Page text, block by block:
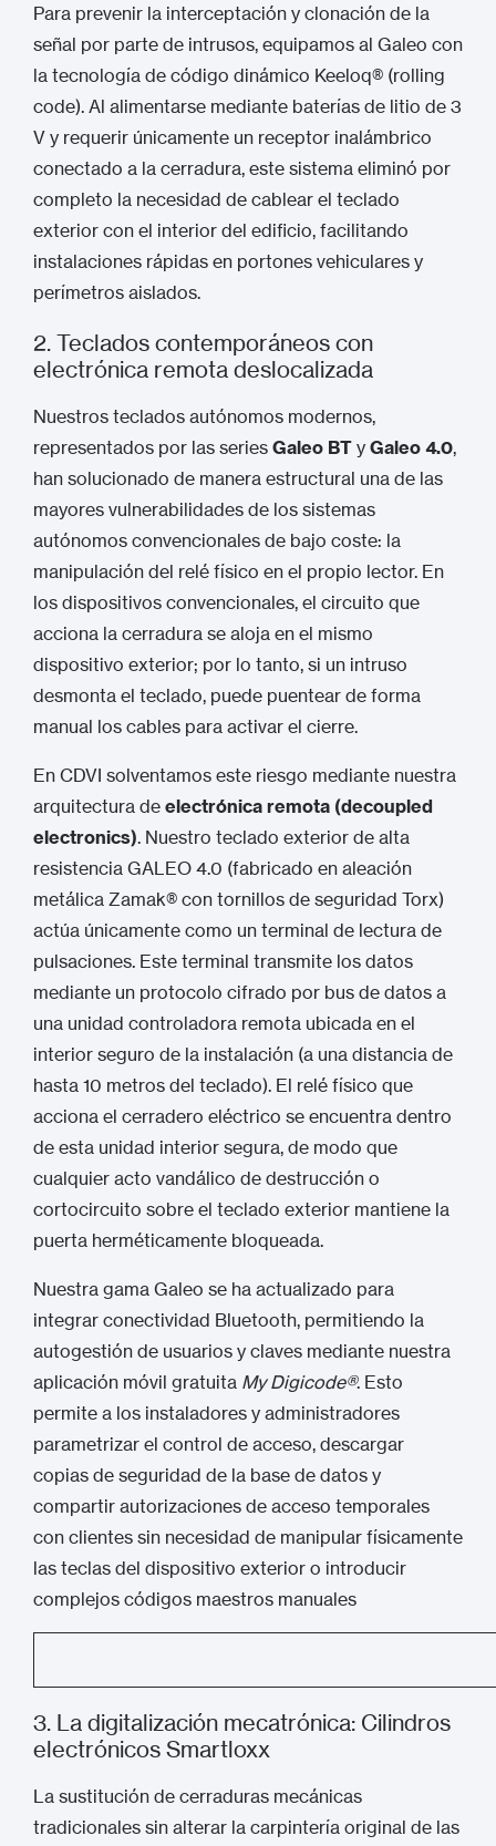
Para prevenir la interceptación y clonación de la
señal por parte de intrusos, equipamos al Galeo con
la tecnología de código dinámico Keeloq® (rolling
code). Al alimentarse mediante baterías de litio de 3
V y requerir únicamente un receptor inalámbrico
conectado a la cerradura, este sistema eliminó por
completo la necesidad de cablear el teclado
exterior con el interior del edificio, facilitando
instalaciones rápidas en portones vehiculares y
perímetros aislados.
2. Teclados contemporáneos con
electrónica remota deslocalizada
Nuestros teclados autónomos modernos,
representados por las series Galeo BT y Galeo 4.0,
han solucionado de manera estructural una de las
mayores vulnerabilidades de los sistemas
autónomos convencionales de bajo coste: la
manipulación del relé físico en el propio lector. En
los dispositivos convencionales, el circuito que
acciona la cerradura se aloja en el mismo
dispositivo exterior; por lo tanto, si un intruso
desmonta el teclado, puede puentear de forma
manual los cables para activar el cierre.
En CDVI solventamos este riesgo mediante nuestra
arquitectura de electrónica remota (decoupled
electronics). Nuestro teclado exterior de alta
resistencia GALEO 4.0 (fabricado en aleación
metálica Zamak® con tornillos de seguridad Torx)
actúa únicamente como un terminal de lectura de
pulsaciones. Este terminal transmite los datos
mediante un protocolo cifrado por bus de datos a
una unidad controladora remota ubicada en el
interior seguro de la instalación (a una distancia de
hasta 10 metros del teclado). El relé físico que
acciona el cerradero eléctrico se encuentra dentro
de esta unidad interior segura, de modo que
cualquier acto vandálico de destrucción o
cortocircuito sobre el teclado exterior mantiene la
puerta herméticamente bloqueada.
Nuestra gama Galeo se ha actualizado para
integrar conectividad Bluetooth, permitiendo la
autogestión de usuarios y claves mediante nuestra
aplicación móvil gratuita My Digicode®. Esto
permite a los instaladores y administradores
parametrizar el control de acceso, descargar
copias de seguridad de la base de datos y
compartir autorizaciones de acceso temporales
con clientes sin necesidad de manipular físicamente
las teclas del dispositivo exterior o introducir
complejos códigos maestros manuales
3. La digitalización mecatrónica: Cilindros
electrónicos Smartloxx
La sustitución de cerraduras mecánicas
tradicionales sin alterar la carpintería original de las